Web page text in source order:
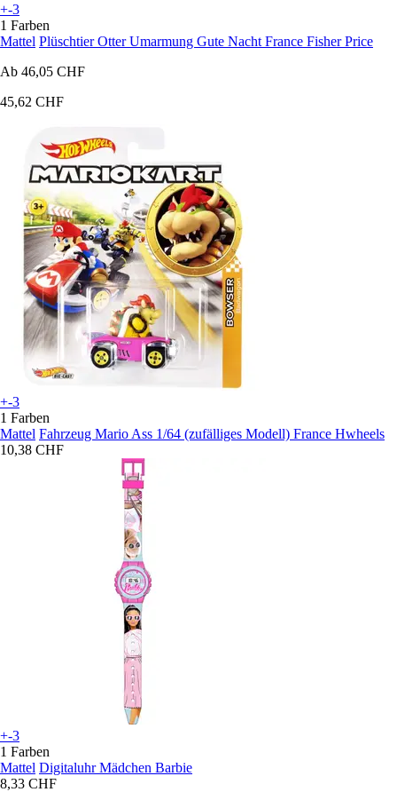
+-3
1 Farben
Mattel Plüschtier Otter Umarmung Gute Nacht France Fisher Price
Ab 46,05 CHF
45,62 CHF
+-3
1 Farben
Mattel Fahrzeug Mario Ass 1/64 (zufälliges Modell) France Hwheels
10,38 CHF
+-3
1 Farben
Mattel Digitaluhr Mädchen Barbie
8,33 CHF